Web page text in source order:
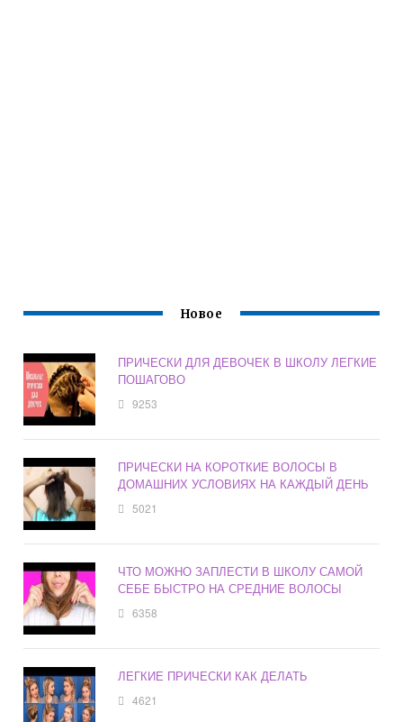
Новое
ПРИЧЕСКИ ДЛЯ ДЕВОЧЕК В ШКОЛУ ЛЕГКИЕ
ПОШАГОВО
9253
ПРИЧЕСКИ НА КОРОТКИЕ ВОЛОСЫ В
ДОМАШНИХ УСЛОВИЯХ НА КАЖДЫЙ ДЕНЬ
5021
ЧТО МОЖНО ЗАПЛЕСТИ В ШКОЛУ САМОЙ
СЕБЕ БЫСТРО НА СРЕДНИЕ ВОЛОСЫ
6358
ЛЕГКИЕ ПРИЧЕСКИ КАК ДЕЛАТЬ
4621